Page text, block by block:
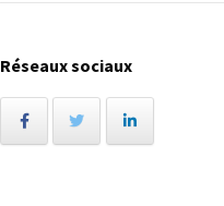
Réseaux sociaux